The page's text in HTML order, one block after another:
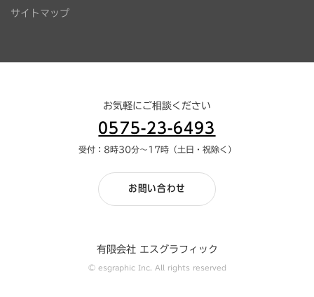
サイトマップ
お気軽にご相談ください
0575-23-6493
受付：8時30分～17時（土日・祝除く）
お問い合わせ
有限会社 エスグラフィック
© esgraphic Inc. All rights reserved